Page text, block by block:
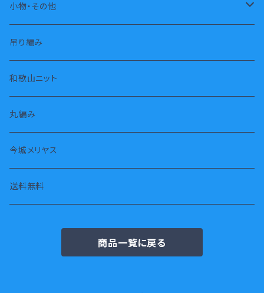
パーカー
タートル
タンクトップ
長袖
七分袖
半袖
長パンツ
半パンツ
スカート
小物・その他
靴下
枕カバー
スヌード・ストール
タオル
腹巻
吊り編み
和歌山ニット
丸編み
今城メリヤス
送料無料
商品一覧に戻る